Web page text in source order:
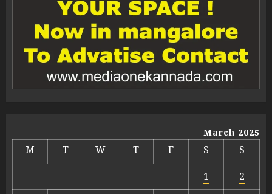
March 2025
M T W T F S
S
1
2